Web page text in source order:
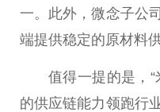
一。此外，微念子公
端提供稳定的原材料供
值得一提的是，“
的供应链能力领跑行